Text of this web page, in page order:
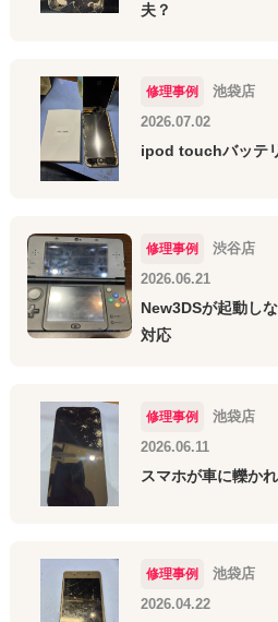
夫？
修理事例
池袋店
2026.07.02
ipod touchバッテ
修理事例
渋谷店
2026.06.21
New3DSが起動し
対応
修理事例
池袋店
2026.06.11
スマホが車に轢か
修理事例
池袋店
2026.04.22